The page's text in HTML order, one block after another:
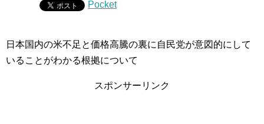
Pocket
日本国内の米不足と価格高騰の裏に自民党が意図的にして
いることがわかる根拠について
スポンサーリンク